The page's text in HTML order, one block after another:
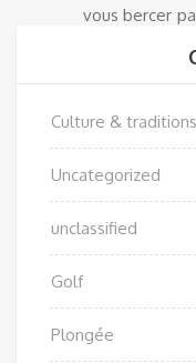
vous bercer
regretterez
Culture & traditions
Uncategorized
unclassified
Golf
Plongée